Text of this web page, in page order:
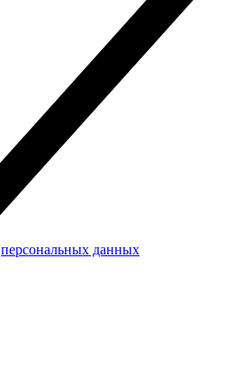
персональных данных